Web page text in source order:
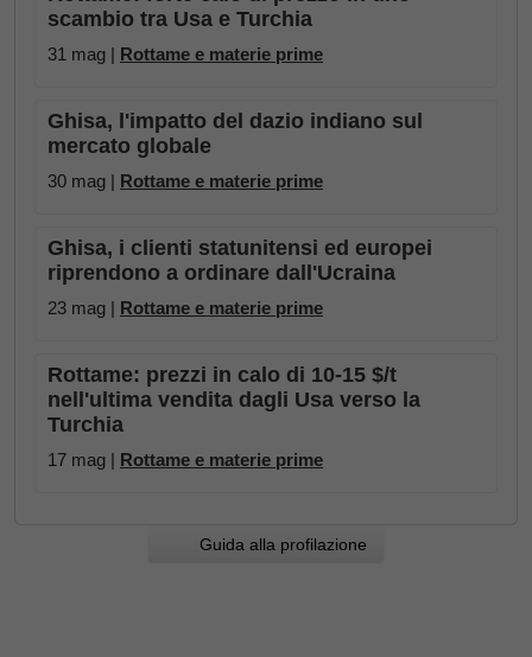
scambio tra Usa e Turchia
31 mag | Rottame e materie prime
Ghisa, l'impatto del dazio indiano sul
mercato globale
30 mag | Rottame e materie prime
Ghisa, i clienti statunitensi ed europei
riprendono a ordinare dall'Ucraina
23 mag | Rottame e materie prime
Rottame: prezzi in calo di 10-15 $/t
nell'ultima vendita dagli Usa verso la
Turchia
17 mag | Rottame e materie prime
Guida alla profilazione